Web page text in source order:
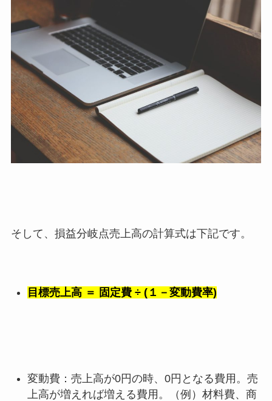
そして、損益分岐点売上高の計算式は下記です。
目標売上高 ＝ 固定費 ÷ (１－変動費率)
変動費：売上高が0円の時、0円となる費用。売
上高が増えれば増える費用。（例）材料費、商